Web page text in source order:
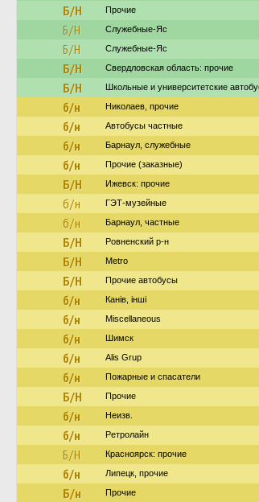
Б/Н Прочие
Б/Н Служебные-Яс
Б/Н Служебные-Яс
Б/Н Свердловская область: прочие
Б/Н Школьные и университетские
б/н Николаев, прочие
б/н Автобусы частные
б/н Барнаул, служебные
б/н Прочие (заказные)
Б/Н Ижевск: прочие
б/н ГЭТ-музейные
б/н Барнаул, частные
Б/Н Ровненский р-н
Б/Н Metro
Б/Н Прочие автобусы
б/н Канів, інші
б/н Miscellaneous
б/н Шимск
б/н Alis Grup
б/н Пожарные и спасатели
Б/Н Прочие
б/н Неизв.
б/н Ретролайн
Б/Н Красноярск: прочие
б/н Липецк, прочие
Б/н Прочие